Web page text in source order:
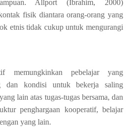
Allport (Ibrahim, 2000)
fisik diantara orang‑orang yang
etnis tidak cukup untuk mengurangi
memungkinkan pebelajar yang
dan kondisi untuk bekerja saling
lain atas tugas‑tugas bersama, dan
penghargaan kooperatif, belajar
yang lain.